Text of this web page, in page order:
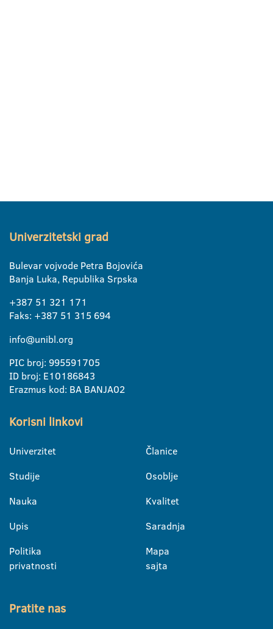
Univerzitetski grad
Bulevar vojvode Petra Bojovića
Banja Luka, Republika Srpska
+387 51 321 171
Faks: +387 51 315 694
info@unibl.org
PIC broj: 995591705
ID broj: E10186843
Erazmus kod: BA BANJA02
Korisni linkovi
Univerzitet
Studije
Nauka
Upis
Politika
privatnosti
Članice
Osoblje
Kvalitet
Saradnja
Mapa
sajta
Pratite nas